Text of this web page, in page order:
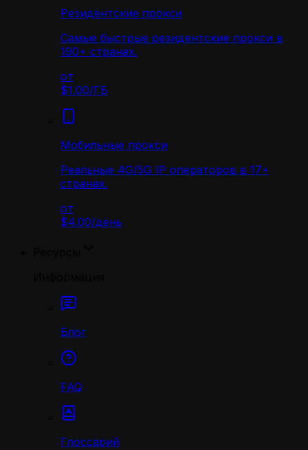
Резидентские прокси
Самые быстрые резидентские прокси в
190+ странах.
от
$1.00/ГБ
Мобильные прокси
Реальные 4G/5G IP операторов в 17+
странах.
от
$4.00/день
Блог
FAQ
Глоссарий